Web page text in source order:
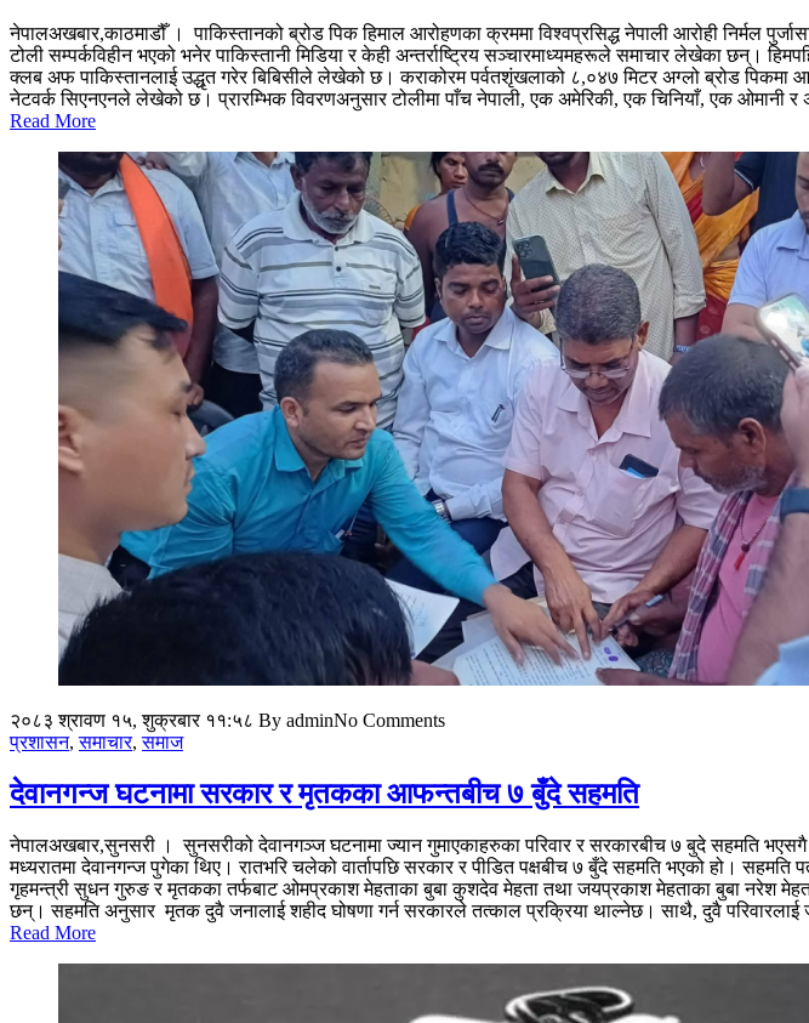
नेपालअखबार,काठमाडौँ । पाकिस्तानको ब्रोड पिक हिमाल आरोहणका क्रममा विश्वप्रसिद्ध नेपाली आरोही निर्मल
टोली सम्पर्कविहीन भएको भनेर पाकिस्तानी मिडिया र केही अन्तर्राष्ट्रिय सञ्चारमाध्यमहरूले समाचार लेखेका छन्।
क्लब अफ पाकिस्तानलाई उद्धृत गरेर बिबिसीले लेखेको छ। कराकोरम पर्वतशृंखलाको ८,०४७ मिटर अग्लो ब्रोड पिकमा
नेटवर्क सिएनएनले लेखेको छ। प्रारम्भिक विवरणअनुसार टोलीमा पाँच नेपाली, एक अमेरिकी, एक चिनियाँ, एक ओमानी
Read More
२०८३ श्रावण १५, शुक्रबार ११:५८ By adminNo Comments
प्रशासन,समाचार,समाज
देवानगन्ज घटनामा सरकार र मृतकका आफन्तबीच ७ बुँदे सहमति
नेपालअखबार,सुनसरी । सुनसरीको देवानगञ्ज घटनामा ज्यान गुमाएकाहरुका परिवार र सरकारबीच ७ बुदे सहमति
मध्यरातमा देवानगन्ज पुगेका थिए। रातभरि चलेको वार्तापछि सरकार र पीडित पक्षबीच ७ बुँदे सहमति भएको हो।
गृहमन्त्री सुधन गुरुङ र मृतकका तर्फबाट ओमप्रकाश मेहताका बुबा कुशदेव मेहता तथा जयप्रकाश मेहताका बुबा नरेश
छन्। सहमति अनुसार मृतक दुवै जनालाई शहीद घोषणा गर्न सरकारले तत्काल प्रक्रिया थाल्नेछ। साथै, दुवै
Read More